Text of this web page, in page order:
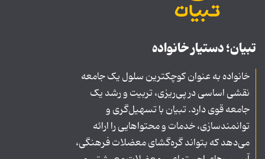
تبیان؛ دستیار خانواده
خانواده به عنوان کوچکترین سلول یک جامعه
نقشی اساسی در پی‌ریزی، تربیت و رشد یک
جامعه قوی دارد. تبیان با تسهیل‌گری و
توانمندسازی، خدمات و محتواهایی را ارائه
می‌دهد که بتواند گره‌گشای معضلات فرهنگی،